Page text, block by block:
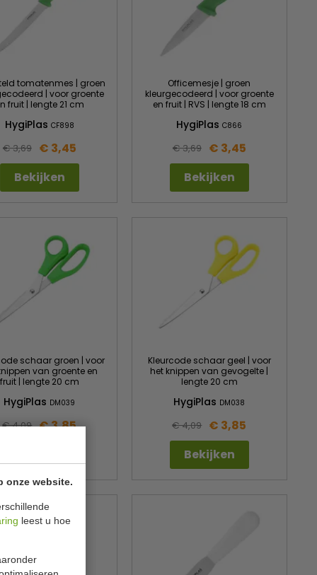
onze website.
leest u hoe
tomatenmes | groen
| voor groente
fruit | lengte 21 cm
HygiPlas CF898
€ 3,69 € 3,45
Bekijken
Officemesje | groen
kleurgecodeerd | voor groente
en fruit | RVS | lengte 18 cm
HygiPlasC866
€ 3,69 € 3,45
Bekijken
schaar groen | voor
van groente en
fruit | lengte 20 cm
HygiPlas DM039
€ 4,09 € 3,85
Kleurcode schaar geel | voor
het knippen van gevogelte |
lengte 20 cm
HygiPlas DM038
€ 4,09 € 3,85
Bekijken